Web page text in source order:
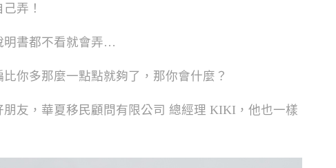
弄！
明書都不看就會弄…
你多那麼一點點就夠了，那你會什麼？
友，華夏移民顧問有限公司 總經理 KIKI，他也一樣